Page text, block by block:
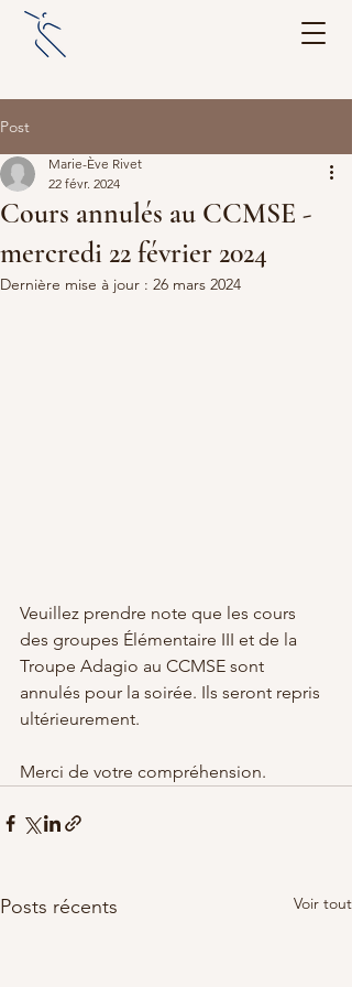
Post
Cours annulés au CCMSE -
mercredi 22 février 2024
Marie-Ève Rivet
22 févr. 2024
Dernière mise à jour : 26 mars 2024
Veuillez prendre note que les cours
des groupes Élémentaire III et de la
Troupe Adagio au CCMSE sont
annulés pour la soirée. Ils seront repris
ultérieurement.
Merci de votre compréhension.
Posts récents Voir tout